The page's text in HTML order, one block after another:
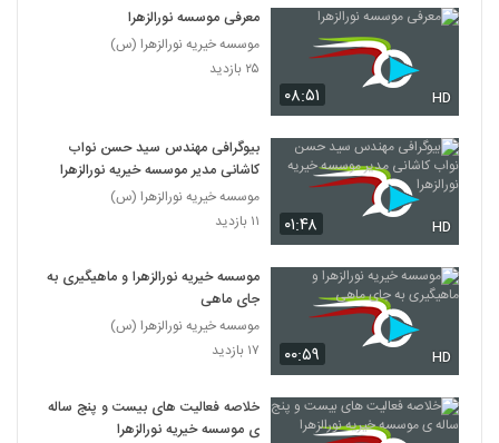
۰۸:۵۱ HD
معرفی موسسه نورالزهرا
موسسه خیریه نورالزهرا (س)
۲۵ بازدید
۰۱:۴۸ HD
بیوگرافی مهندس سید حسن نواب
کاشانی مدیر موسسه خیریه نورالزهرا
موسسه خیریه نورالزهرا (س)
۱۱ بازدید
۰۰:۵۹ HD
موسسه خیریه نورالزهرا و ماهیگیری به
جای ماهی
موسسه خیریه نورالزهرا (س)
۱۷ بازدید
خلاصه فعالیت های بیست و پنج ساله
ی موسسه خیریه نورالزهرا